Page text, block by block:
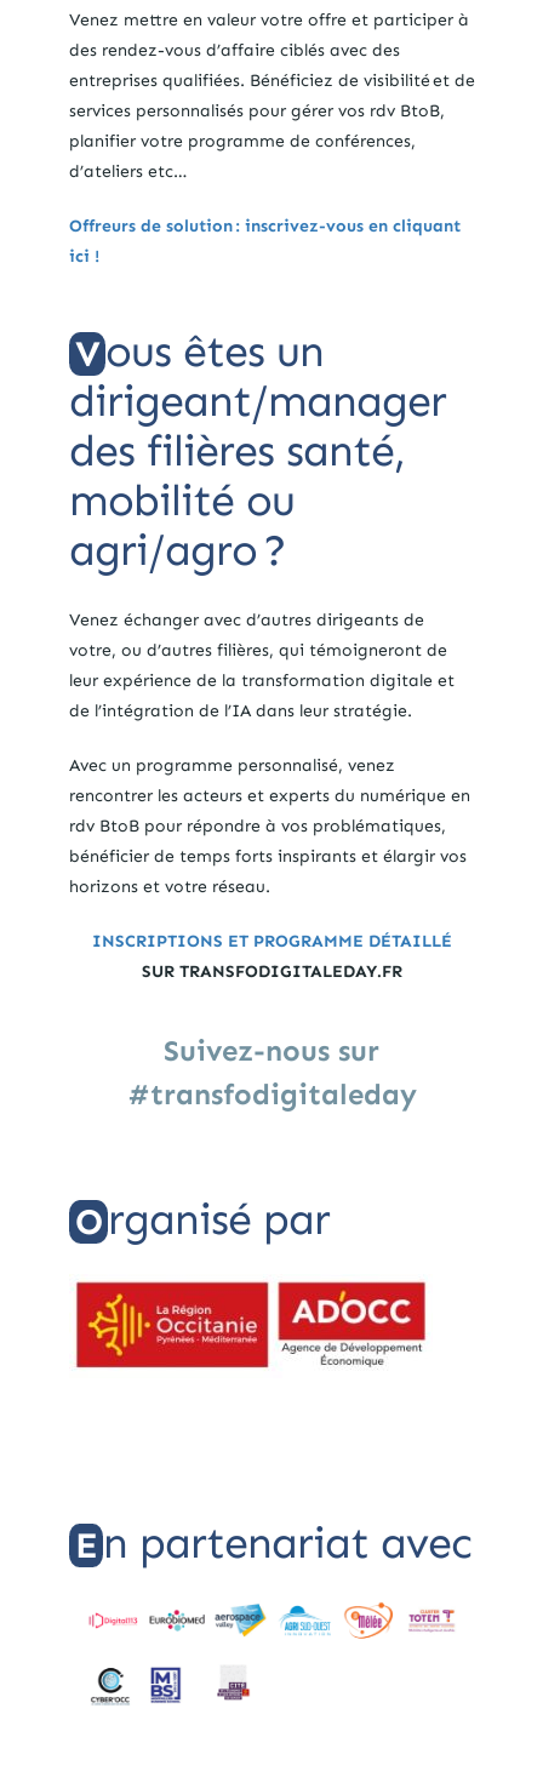
Venez mettre en valeur votre offre et participer à
des rendez-vous d’affaire ciblés avec des
entreprises qualifiées. Bénéficiez de visibilité et de
services personnalisés pour gérer vos rdv BtoB,
planifier votre programme de conférences,
d’ateliers etc…
Offreurs de solution : inscrivez-vous en cliquant
ici !
Vous êtes un
dirigeant/manager
des filières santé,
mobilité ou
agri/agro ?
Venez échanger avec d’autres dirigeants de
votre, ou d’autres filières, qui témoigneront de
leur expérience de la transformation digitale et
de l’intégration de l’IA dans leur stratégie.
Avec un programme personnalisé, venez
rencontrer les acteurs et experts du numérique en
rdv BtoB pour répondre à vos problématiques,
bénéficier de temps forts inspirants et élargir vos
horizons et votre réseau.
INSCRIPTIONS ET PROGRAMME DÉTAILLÉ
SUR TRANSFODIGITALEDAY.FR
Suivez-nous sur
#transfodigitaleday
Organisé par
En partenariat avec